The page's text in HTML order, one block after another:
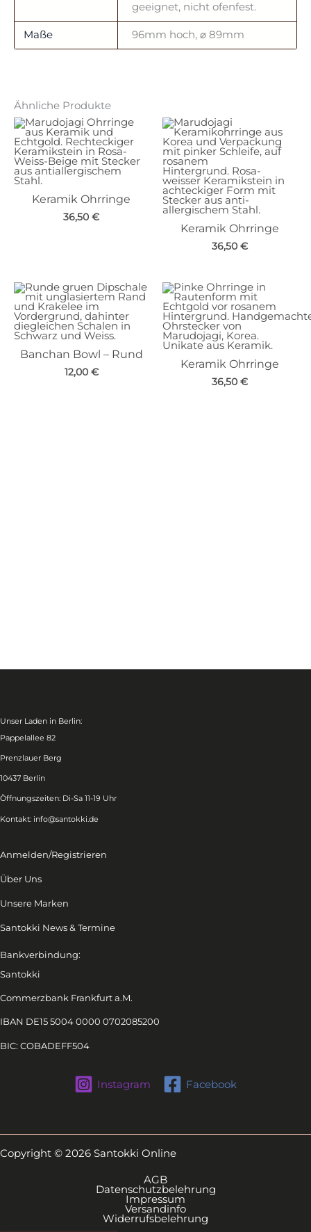
geeignet, nicht ofenfest.
Maße 96mm hoch, ⌀ 89mm
Ähnliche Produkte
Keramik Ohrringe
36,50 €
Keramik Ohrringe
36,50 €
Banchan Bowl – Rund
12,00 €
Keramik Ohrringe
36,50 €
Unser Laden in Berlin:
Pappelallee 82
Prenzlauer Berg
10437 Berlin
Öffnungszeiten: Di-Sa 11-19 Uhr
Kontakt: info@santokki.de
Anmelden/Registrieren
Über Uns
Unsere Marken
Santokki News & Termine
Bankverbindung:
Santokki
Commerzbank Frankfurt a.M.
IBAN DE15 5004 0000 0702085200
BIC: COBADEFF504
Instagram Facebook
Copyright © 2026 Santokki Online
AGB
Datenschutzbelehrung
Impressum
Versandinfo
Widerrufsbelehrung